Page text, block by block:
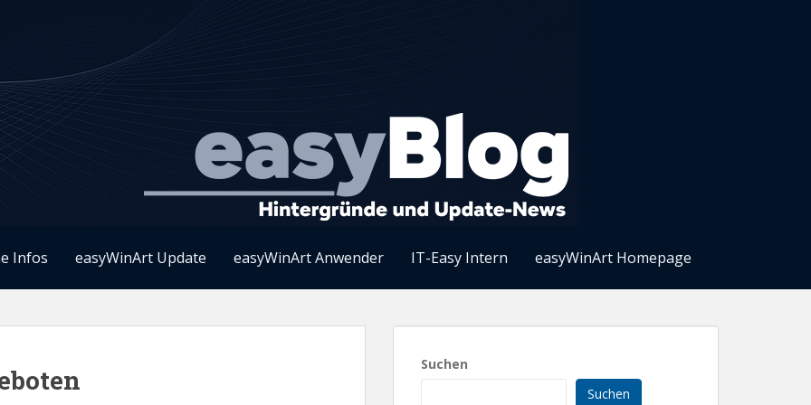
Infos easyWinArt Update easyWinArt Anwender IT-Easy Intern easyWinArt Homepage
Suchen
Suchen